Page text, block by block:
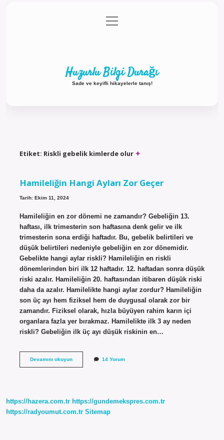
Gizlilik Politikası
menüyü
aç
Huzurlu Bilgi Durağı
Sade ve keyifli hikayelerle tanış!
Etiket: Riskli gebelik kimlerde olur
Hamileliğin Hangi Ayları Zor Geçer
Tarih: Ekim 11, 2024
Hamileliğin en zor dönemi ne zamandır? Gebeliğin 13.
haftası, ilk trimesterin son haftasına denk gelir ve ilk
trimesterin sona erdiği haftadır. Bu, gebelik belirtileri ve
düşük belirtileri nedeniyle gebeliğin en zor dönemidir.
Gebelikte hangi aylar riskli? Hamileliğin en riskli
dönemlerinden biri ilk 12 haftadır. 12. haftadan sonra düşük
riski azalır. Hamileliğin 20. haftasından itibaren düşük riski
daha da azalır. Hamilelikte hangi aylar zordur? Hamileliğin
son üç ayı hem fiziksel hem de duygusal olarak zor bir
zamandır. Fiziksel olarak, hızla büyüyen rahim karın içi
organlara fazla yer bırakmaz. Hamilelikte ilk 3 ay neden
riskli? Gebeliğin ilk üç ayı düşük riskinin en…
Devamını okuyunHamileliğin 14 Yorum
https://hazera.com.tr https://gundemekspres.com.tr
https://radyoumut.com.tr Sitemap